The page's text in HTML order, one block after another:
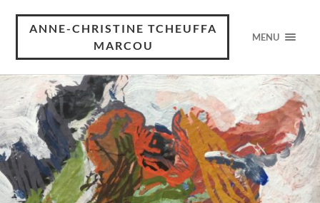
ANNE-CHRISTINE TCHEUFFA
MARCOU
MENU